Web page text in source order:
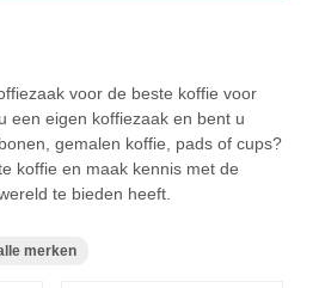
Onderhoud
voor de beste koffie voor
een eigen koffiezaak en bent u
gemalen koffie, pads of cups?
koffie en maak kennis met de
te bieden heeft.
merken